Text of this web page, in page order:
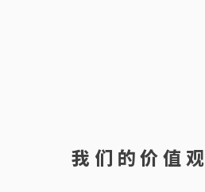
我们的价值观